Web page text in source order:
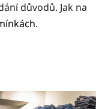
důvodů. Jak na
.